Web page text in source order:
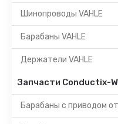
Шинопроводы VAHLE
Барабаны VAHLE
Держатели VAHLE
Запчасти Conductix-
Барабаны с приводом